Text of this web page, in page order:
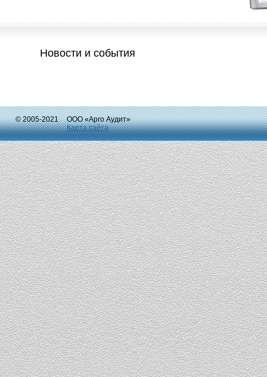
Новости и события
© 2005-2021
ООО «Арго Аудит»
Карта сайта